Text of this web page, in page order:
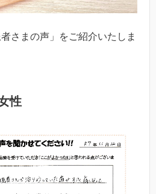
さまの声」をご紹介いたしま
性